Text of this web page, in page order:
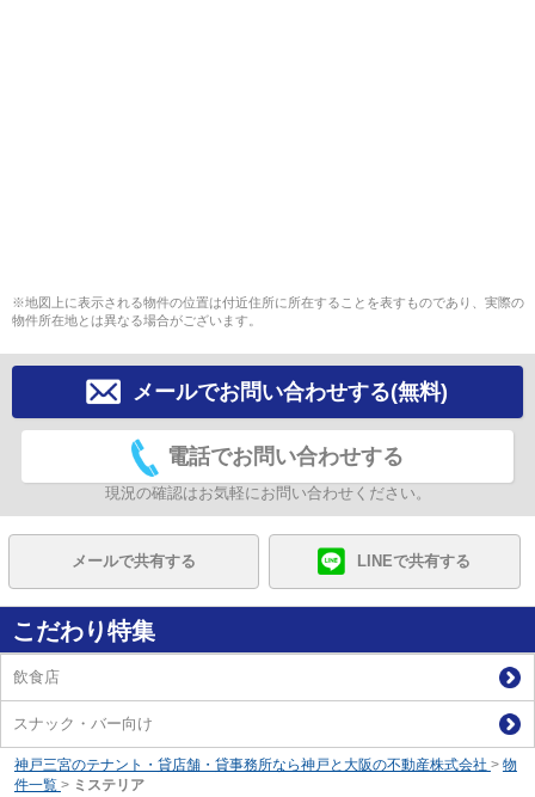
※地図上に表示される物件の位置は付近住所に所在することを表すものであり、実際の
物件所在地とは異なる場合がございます。
メールでお問い合わせする(無料)
電話でお問い合わせする
現況の確認はお気軽にお問い合わせください。
メールで共有する LINEで共有する
こだわり特集
飲食店
スナック・バー向け
神戸三宮のテナント・貸店舗・貸事務所なら神戸と大阪の不動産株式会社 > 物
件一覧 > ミステリア